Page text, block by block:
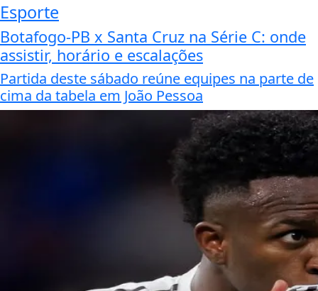
Esporte
Botafogo-PB x Santa Cruz na Série C: onde
assistir, horário e escalações
Partida deste sábado reúne equipes na parte de
cima da tabela em João Pessoa